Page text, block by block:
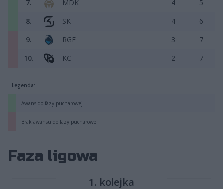
7.
MDK 4
5
8.
SK 4
6
9.
RGE 3
7
10.
KC 2 7
Legenda:
Awans do fazy pucharowej
Brak awansu do fazy pucharowej
Faza ligowa
1. kolejka